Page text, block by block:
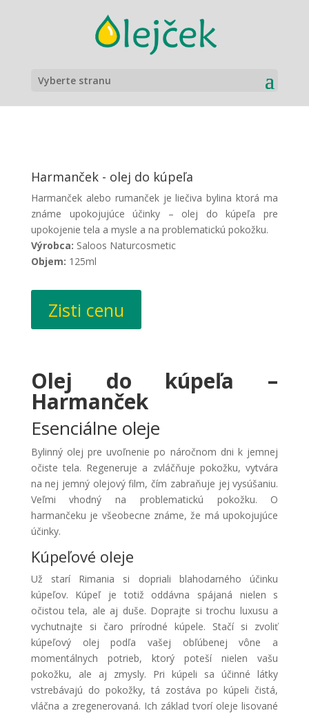
Vyberte stranu
Harmanček - olej do kúpeľa
Harmanček alebo rumanček je liečiva bylina ktorá ma
známe upokojujúce účinky – olej do kúpeľa pre
upokojenie tela a mysle a na problematickú pokožku.
Výrobca: Saloos Naturcosmetic
Objem: 125ml
Zisti cenu
Olej do kúpeľa –
Harmanček
Esenciálne oleje
Bylinný olej pre uvoľnenie po náročnom dni k jemnej
očiste tela. Regeneruje a zvláčňuje pokožku, vytvára
na nej jemný olejový film, čím zabraňuje jej vysúšaniu.
Veľmi vhodný na problematickú pokožku. O
harmančeku je všeobecne známe, že má upokojujúce
účinky.
Kúpeľové oleje
Už starí Rimania si dopriali blahodarného účinku
kúpeľov. Kúpeľ je totiž oddávna spájaná nielen s
očistou tela, ale aj duše. Doprajte si trochu luxusu a
vychutnajte si čaro prírodné kúpele. Stačí si zvoliť
kúpeľový olej podľa vašej obľúbenej vône a
momentálnych potrieb, ktorý poteší nielen vašu
pokožku, ale aj zmysly. Pri kúpeli sa účinné látky
vstrebávajú do pokožky, tá zostáva po kúpeli čistá,
vláčna a zregenerovaná. Ich základ tvorí oleje lisované